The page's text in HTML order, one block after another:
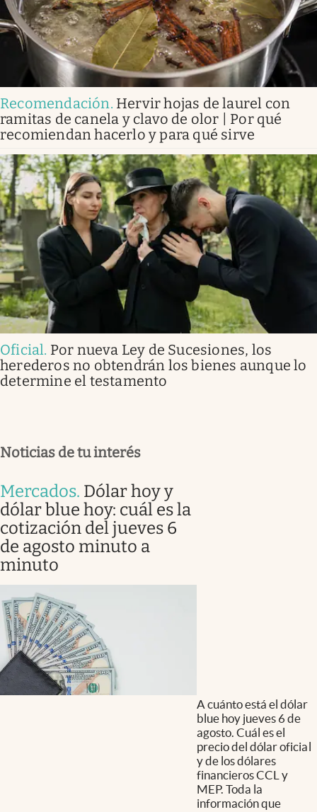
Recomendación. Hervir hojas de laurel con
ramitas de canela y clavo de olor | Por qué
recomiendan hacerlo y para qué sirve
Oficial. Por nueva Ley de Sucesiones, los
herederos no obtendrán los bienes aunque lo
determine el testamento
Noticias de tu interés
Mercados. Dólar hoy y
dólar blue hoy: cuál es la
cotización del jueves 6
de agosto minuto a
minuto
A cuánto está el dólar
blue hoy jueves 6 de
agosto. Cuál es el
precio del dólar oficial
y de los dólares
financieros CCL y
MEP. Toda la
información que